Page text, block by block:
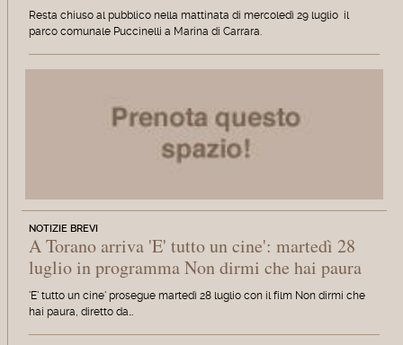
Resta chiuso al pubblico nella mattinata di mercoledì 29 luglio il
parco comunale Puccinelli a Marina di Carrara.
NOTIZIE BREVI
A Torano arriva 'E' tutto un cine': martedì 28
luglio in programma Non dirmi che hai paura
'E' tutto un cine' prosegue martedì 28 luglio con il film Non dirmi che
hai paura, diretto da…